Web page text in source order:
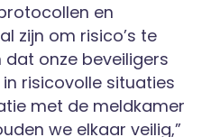
en
zijn om risico’s te
dat onze beveiligers
risicovolle situaties
met de meldkamer
we elkaar veilig,”